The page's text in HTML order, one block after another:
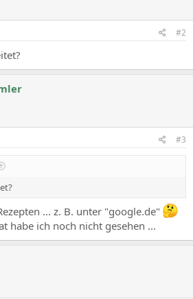
#2
#3
... z. B. unter "google.de"
habe ich noch nicht gesehen ...